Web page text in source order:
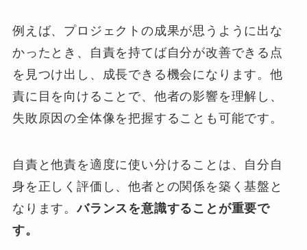
例えば、プロジェクトの成果が思うように出な
かったとき、自責を持てば自分が改善できる点
を見つけ出し、成長できる機会になります。他
責に目を向けることで、他者の影響を理解し、
失敗原因の全体像を把握することも可能です。
自責と他責を適度に使い分けることは、自分自
身を正しく評価し、他者との関係を築く基盤と
なります。バランスを意識することが重要で
す。